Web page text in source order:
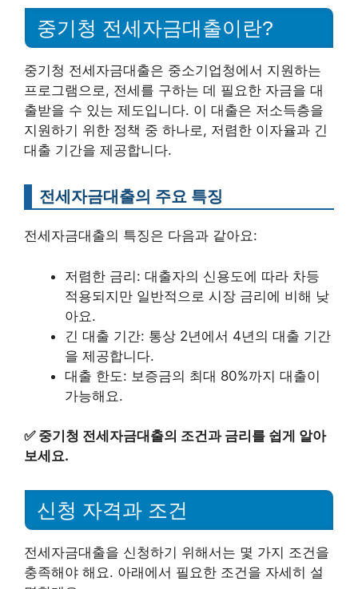
중기청 전세자금대출이란?
중기청 전세자금대출은 중소기업청에서 지원하는
프로그램으로, 전세를 구하는 데 필요한 자금을 대
출받을 수 있는 제도입니다. 이 대출은 저소득층을
지원하기 위한 정책 중 하나로, 저렴한 이자율과 긴
대출 기간을 제공합니다.
전세자금대출의 주요 특징
전세자금대출의 특징은 다음과 같아요:
저렴한 금리: 대출자의 신용도에 따라 차등
적용되지만 일반적으로 시장 금리에 비해 낮
아요.
긴 대출 기간: 통상 2년에서 4년의 대출 기간
을 제공합니다.
대출 한도: 보증금의 최대 80%까지 대출이
가능해요.
✅ 중기청 전세자금대출의 조건과 금리를 쉽게 알아
보세요.
신청 자격과 조건
전세자금대출을 신청하기 위해서는 몇 가지 조건을
충족해야 해요. 아래에서 필요한 조건을 자세히 설